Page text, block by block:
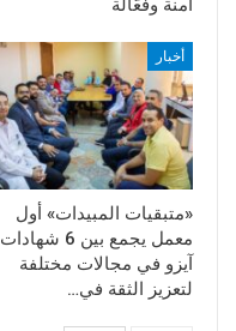
أخبار
«متبقيات المبيدات» أول
معمل يجمع بين 6 شهادات
آيزو في مجالات مختلفة
لتعزيز الثقة في…